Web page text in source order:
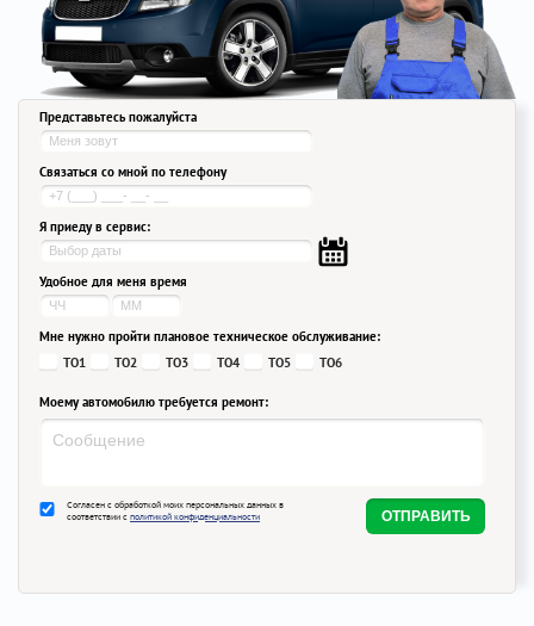
Представьтесь пожалуйста
Связаться со мной по телефону
Я приеду в сервис:
Удобное для меня время
Мне нужно пройти плановое техническое обслуживание:
ТО1
ТО2 ТО3 ТО4 ТО5 ТО6
Моему автомобилю требуется ремонт:
Согласен с обработкой моих персональных данных в
соответствии с политикой конфиденциальности